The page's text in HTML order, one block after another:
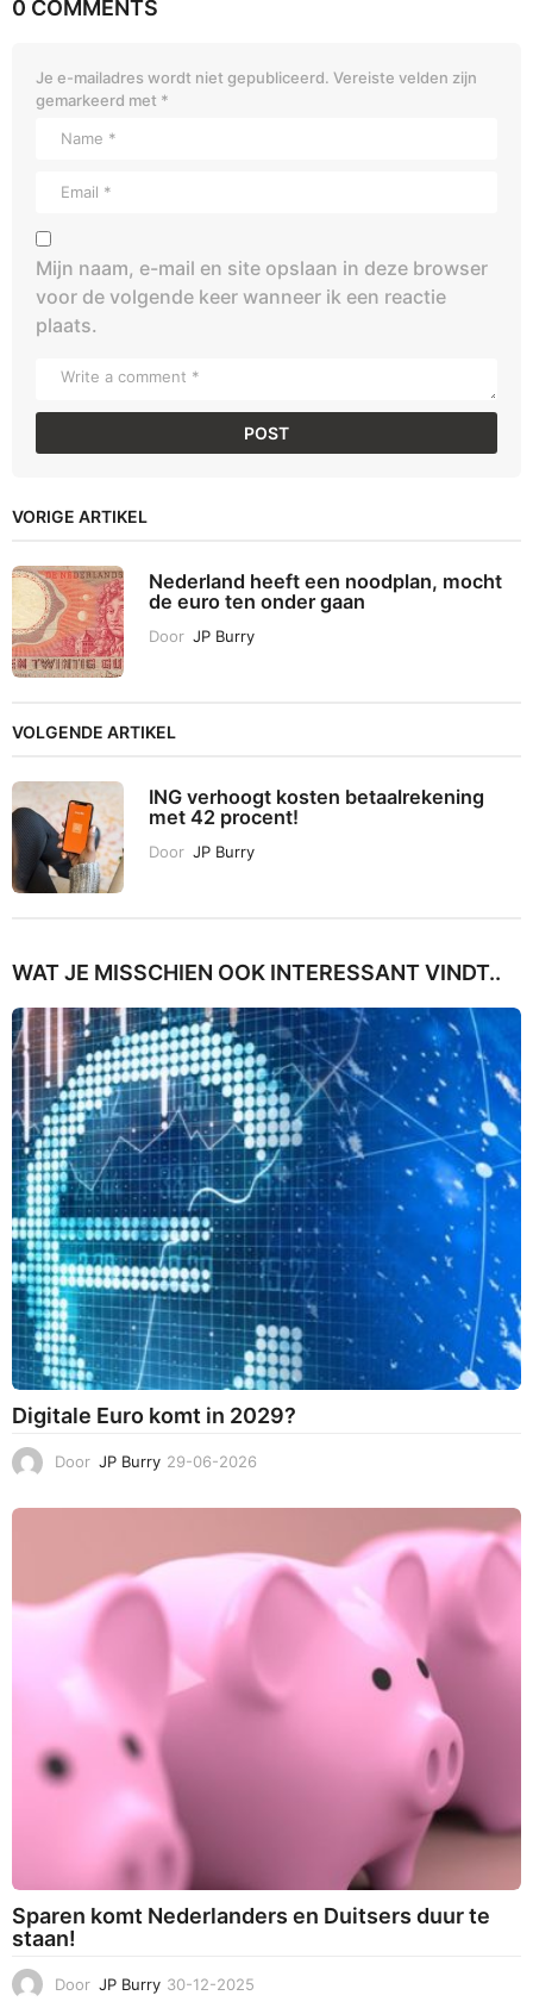
0 COMMENTS
Je e-mailadres wordt niet gepubliceerd. Vereiste velden zijn
gemarkeerd met *
Mijn naam, e-mail en site opslaan in deze browser
voor de volgende keer wanneer ik een reactie
plaats.
VORIGE ARTIKEL
Nederland heeft een noodplan, mocht
de euro ten onder gaan
Door JP Burry
VOLGENDE ARTIKEL
ING verhoogt kosten betaalrekening
met 42 procent!
Door JP Burry
WAT JE MISSCHIEN OOK INTERESSANT VINDT..
Digitale Euro komt in 2029?
Door JP Burry 29-06-2026
-
6
-
2
Sparen komt Nederlanders en Duitsers duur te
staan!
Door JP Burry 30-12-2025